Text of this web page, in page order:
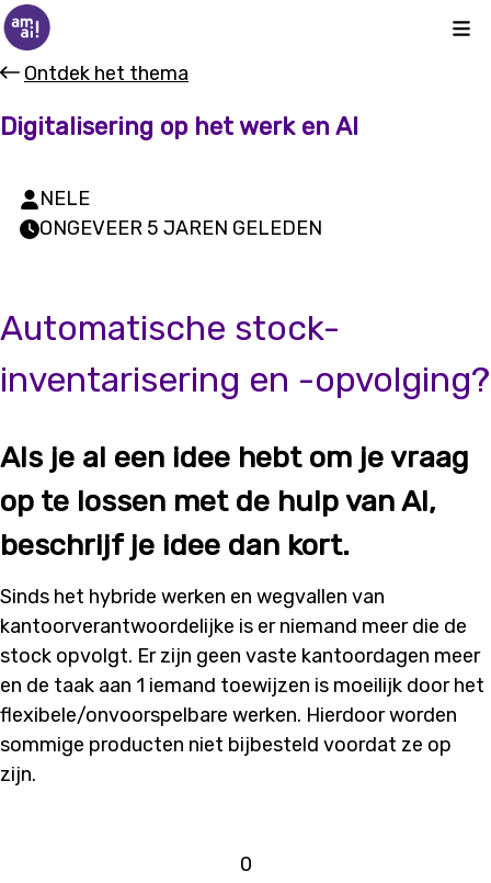
Ontdek het thema
Digitalisering op het werk en AI
NELE
ONGEVEER 5 JAREN GELEDEN
Automatische stock-
inventarisering en -opvolging?
Als je al een idee hebt om je vraag
op te lossen met de hulp van AI,
beschrijf je idee dan kort.
Sinds het hybride werken en wegvallen van
kantoorverantwoordelijke is er niemand meer die de
stock opvolgt. Er zijn geen vaste kantoordagen meer
en de taak aan 1 iemand toewijzen is moeilijk door het
flexibele/onvoorspelbare werken. Hierdoor worden
sommige producten niet bijbesteld voordat ze op
zijn.
0